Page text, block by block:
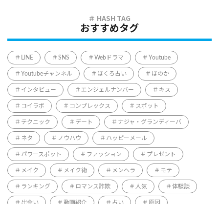
おすすめタグ
LINE SNS Webドラマ Youtube
Youtubeチャンネル ほくろ占い ほのか
インタビュー エンジェルナンバー キス
コイラボ コンプレックス スポット
テクニック デート ナジャ・グランディーバ
ネタ ノウハウ ハッピーメール
パワースポット ファッション プレゼント
メイク メイク術 メンヘラ モテ
ランキング ロマンス詐欺 人気 体験談
出会い 動画紹介 占い 原因